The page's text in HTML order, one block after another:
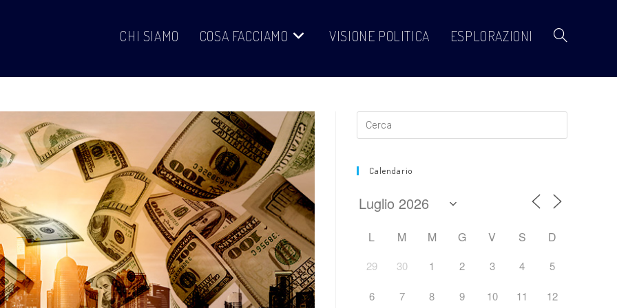
CHI SIAMO COSA FACCIAMO VISIONE POLITICA ESPLORAZIONI Attiva/disattiva
sul
sito
Calendario
L M M G V S D
29 30 1 2 3 4 5
6 7 8 9 10 11 12